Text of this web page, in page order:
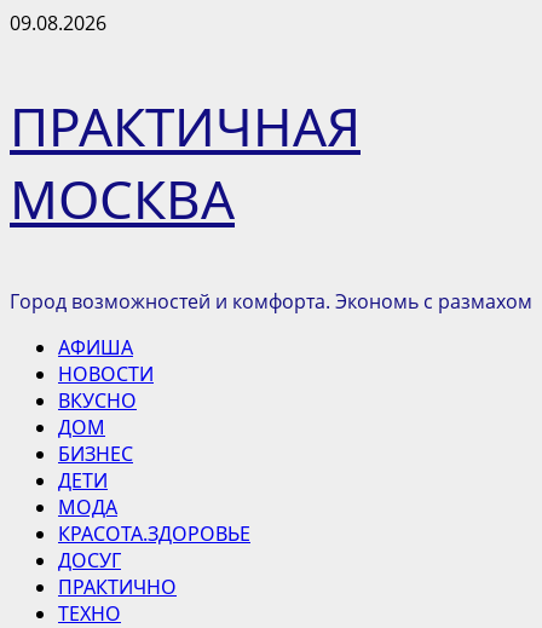
Перейти
09.08.2026
ПРАКТИЧНАЯ
МОСКВА
Город возможностей и комфорта. Экономь с размахом
Основное
меню
АФИША
НОВОСТИ
ВКУСНО
ДОМ
БИЗНЕС
ДЕТИ
МОДА
КРАСОТА.ЗДОРОВЬЕ
ДОСУГ
ПРАКТИЧНО
ТЕХНО